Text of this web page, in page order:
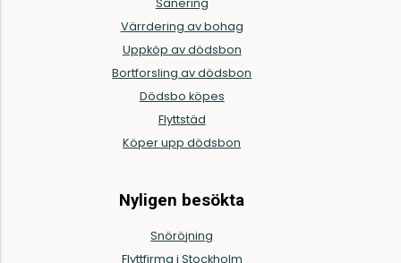
Sanering
Värrdering av bohag
Uppköp av dödsbon
Bortforsling av dödsbon
Dödsbo köpes
Flyttstäd
Köper upp dödsbon
Nyligen besökta
Snöröjning
Flyttfirma i Stockholm